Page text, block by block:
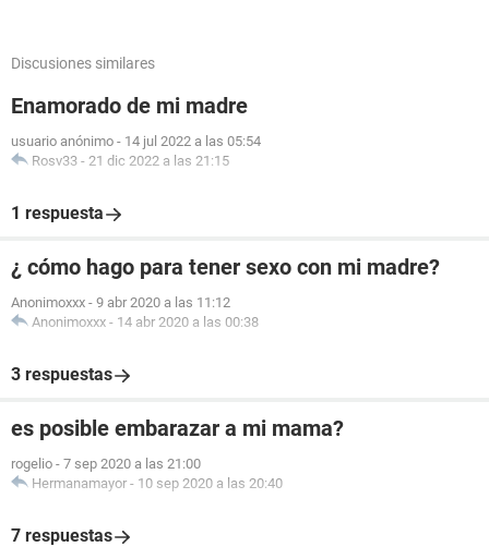
Discusiones similares
Enamorado de mi madre
usuario anónimo - 14 jul 2022 a las 05:54
Rosv33 - 21 dic 2022 a las 21:15
1 respuesta
¿ cómo hago para tener sexo con mi madre?
Anonimoxxx - 9 abr 2020 a las 11:12
Anonimoxxx - 14 abr 2020 a las 00:38
3 respuestas
es posible embarazar a mi mama?
rogelio - 7 sep 2020 a las 21:00
Hermanamayor - 10 sep 2020 a las 20:40
7 respuestas